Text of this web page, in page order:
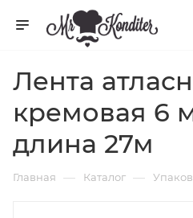
Лента
кремовая 6
длина 27м
Главная — Каталог —